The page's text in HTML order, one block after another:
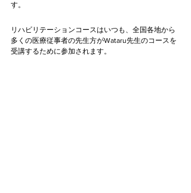
す。
リハビリテーションコースはいつも、全国各地から
多くの医療従事者の先生方がWataru先生のコースを
受講するために参加されます。